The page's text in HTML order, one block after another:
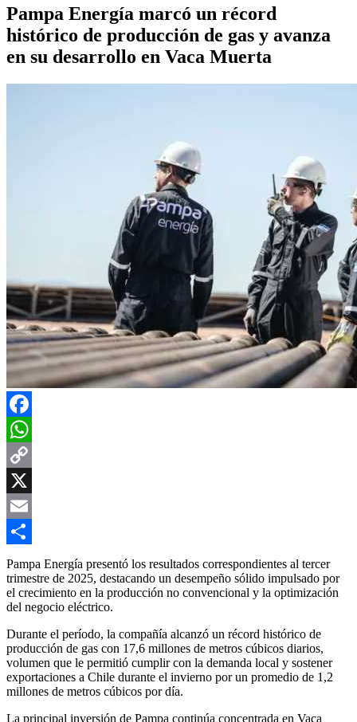
Pampa Energía marcó un récord
histórico de producción de gas y avanza
en su desarrollo en Vaca Muerta
Facebook
WhatsApp
Copy
Link
X
Email
Compartir
Pampa Energía presentó los resultados correspondientes al tercer
trimestre de 2025, destacando un desempeño sólido impulsado por
el crecimiento en la producción no convencional y la optimización
del negocio eléctrico.
Durante el período, la compañía alcanzó un récord histórico de
producción de gas con 17,6 millones de metros cúbicos diarios,
volumen que le permitió cumplir con la demanda local y sostener
exportaciones a Chile durante el invierno por un promedio de 1,2
millones de metros cúbicos por día.
La principal inversión de Pampa continúa concentrada en Vaca